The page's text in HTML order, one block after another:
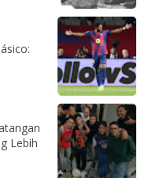
Lebih